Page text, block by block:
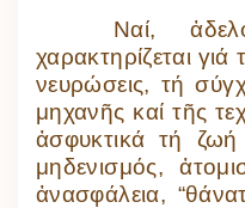
Ναί,
χαρακτηρίζεται
νευρώσεις, τή
μηχανῆς καί τῆς
ἀσφυκτικά τή
μηδενισμός,
ἀνασφάλεια,